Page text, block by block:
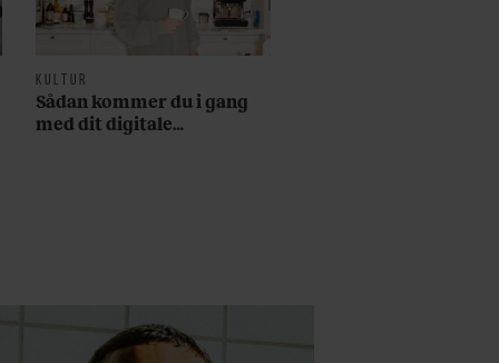
KULTUR
Sådan kommer du i gang
med dit digitale